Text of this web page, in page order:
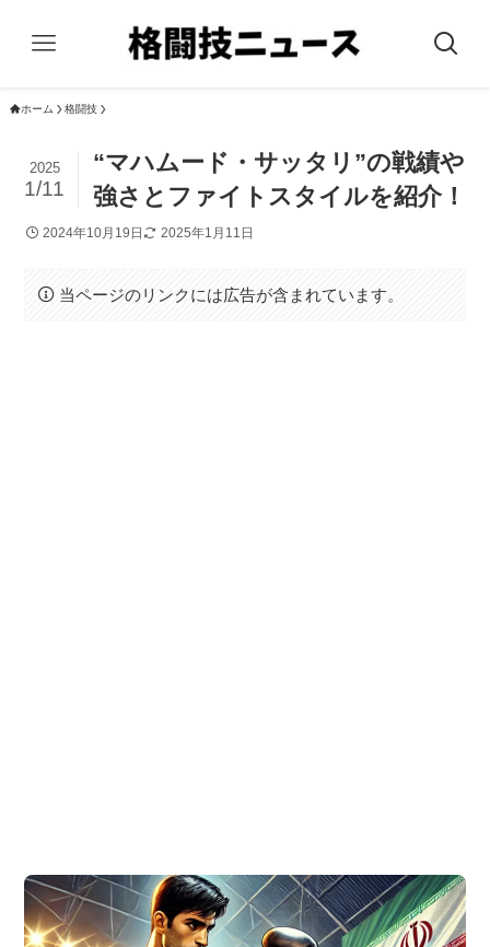
ホーム 格闘技
“マハムード・サッタリ”の戦績や
強さとファイトスタイルを紹介！
2025
1/11
2024年10月19日 2025年1月11日
当ページのリンクには広告が含まれています。